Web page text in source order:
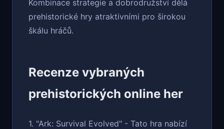
Kombinace strategie a dobrodružství dělá
prehistorické hry atraktivními pro širokou
škálu hráčů.
Recenze vybraných
prehistorických online her
1. "Ark: Survival Evolved" - Tato hra nabízí